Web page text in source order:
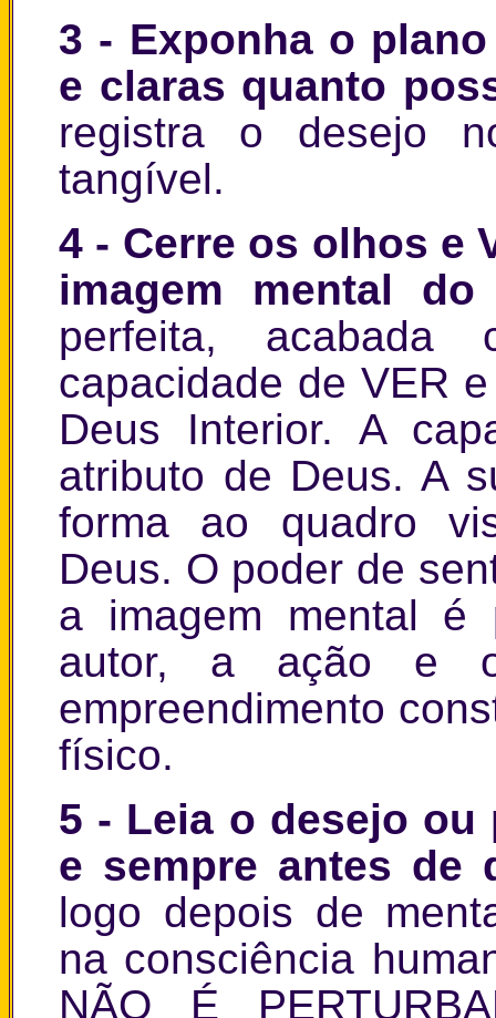
3 - Exponha o
e claras quanto
registra o desejo
tangível.
4 - Cerre os olhos e
imagem mental do
perfeita, acabada
capacidade de VER
Deus Interior. A
atributo de Deus. A
forma ao quadro
Deus. O poder de
a imagem mental
autor, a ação e
empreendimento
físico.
5 - Leia o desejo ou
e sempre antes de
logo depois de
na consciência
NÃO É